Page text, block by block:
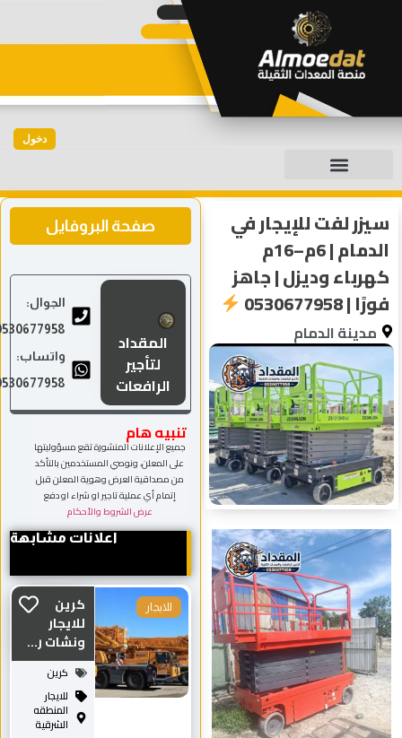
دخول
سيزر لفت للإيجار في
الدمام | 6م–16م
كهرباء وديزل | جاهز
فورًا | 0530677958
مدينة الدمام
صفحة البروفايل
المقداد
لتأجير
الرافعات
الجوال:
0530677958
واتساب:
0530677958
تنبيه هام
جميع الإعلانات المنشورة تقع مسؤوليتها
على المعلن، ونوصي المستخدمين بالتأكد
من مصداقية العرض وهوية المعلن قبل
إتمام أي عملية تاجير او شراء او دفع
عرض الشروط والأحكام
اعلانات مشابهة
كرين
للايجار
ونشات ر...
كرين
للايجار
المنطقه
الشرقية
للايجار